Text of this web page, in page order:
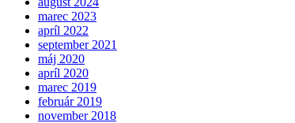
marec 2023
apríl 2022
september 2021
máj 2020
apríl 2020
marec 2019
február 2019
november 2018